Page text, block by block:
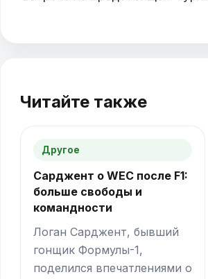
Читайте также
Другое
Сарджент о WEC после F1:
больше свободы и
командности
Логан Сарджент, бывший
гонщик Формулы-1,
поделился впечатлениями о